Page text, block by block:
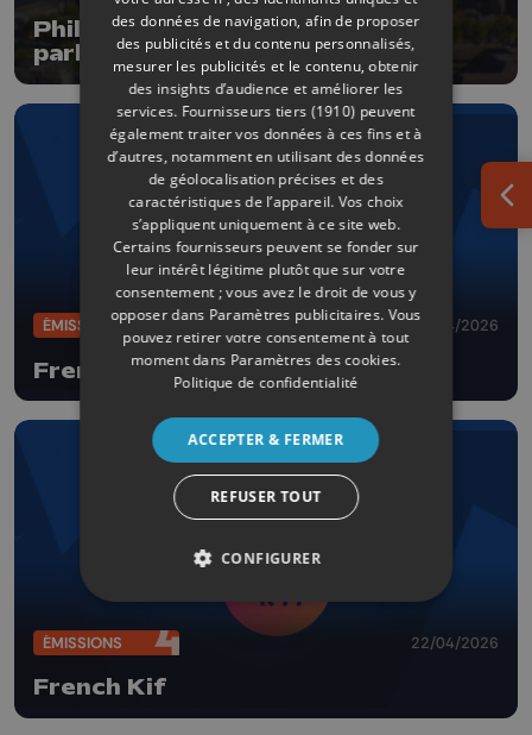
Philippe Saive sur la scène pour
parler... sexe !
ÉMISSIONS 29/04/2026
French Kif
ÉMISSIONS 22/04/2026
French Kif
des données de navigation, afin de proposer
des publicités et du contenu personnalisés,
mesurer les publicités et le contenu, obtenir
des insights d’audience et améliorer les
services. Fournisseurs tiers (1910) peuvent
également traiter vos données à ces fins et à
d’autres, notamment en utilisant des données
de géolocalisation précises et des
caractéristiques de l’appareil. Vos choix
s’appliquent uniquement à ce site web.
Certains fournisseurs peuvent se fonder sur
leur intérêt légitime plutôt que sur votre
consentement ; vous avez le droit de vous y
opposer dans Paramètres publicitaires. Vous
pouvez retirer votre consentement à tout
moment dans Paramètres des cookies.
Politique de confidentialité
ACCEPTER & FERMER
REFUSER TOUT
CONFIGURER